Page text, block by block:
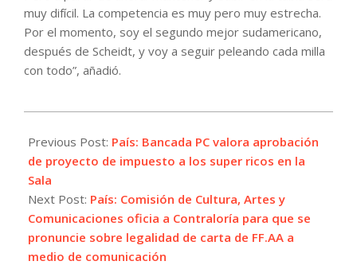
muy difícil. La competencia es muy pero muy estrecha.
Por el momento, soy el segundo mejor sudamericano,
después de Scheidt, y voy a seguir peleando cada milla
con todo”, añadió.
04-
21
Previous Post: País: Bancada PC valora aprobación
de proyecto de impuesto a los super ricos en la
Sala
Next Post: País: Comisión de Cultura, Artes y
Comunicaciones oficia a Contraloría para que se
pronuncie sobre legalidad de carta de FF.AA a
medio de comunicación